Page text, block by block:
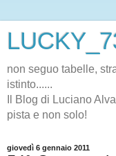
non seguo tabelle,
istinto......
Il Blog di Luciano
pista e non solo!
giovedì 6 gennaio 2011